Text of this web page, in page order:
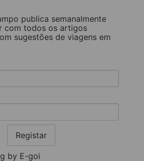
publica semanalmente
com todos os artigos
sugestões de viagens em
Registar
by E-goi